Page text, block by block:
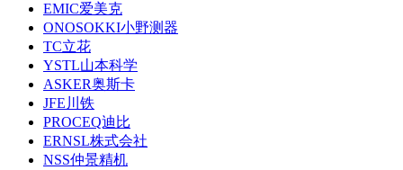
EMIC爱美克
ONOSOKKI小野测器
TC立花
YSTL山本科学
ASKER奥斯卡
JFE川铁
PROCEQ迪比
ERNSL株式会社
NSS仲景精机